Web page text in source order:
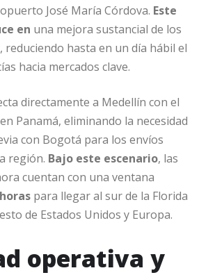
José María Córdova. Este
en una mejora sustancial de los
hasta en un día hábil el
hacia mercados clave.
directamente a Medellín con el
Panamá, eliminando la necesidad
con Bogotá para los envíos
región. Bajo este escenario, las
cuentan con una ventana
para llegar al sur de la Florida
de Estados Unidos y Europa.
operativa y